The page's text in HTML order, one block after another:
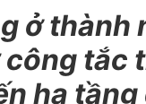
ở thành
tắc
hạ